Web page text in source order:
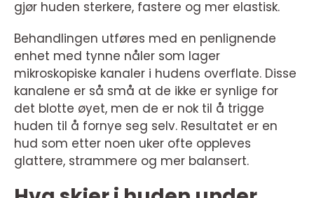
gjør huden sterkere, fastere og mer elastisk.
Behandlingen utføres med en penlignende
enhet med tynne nåler som lager
mikroskopiske kanaler i hudens overflate. Disse
kanalene er så små at de ikke er synlige for
det blotte øyet, men de er nok til å trigge
huden til å fornye seg selv. Resultatet er en
hud som etter noen uker ofte oppleves
glattere, strammere og mer balansert.